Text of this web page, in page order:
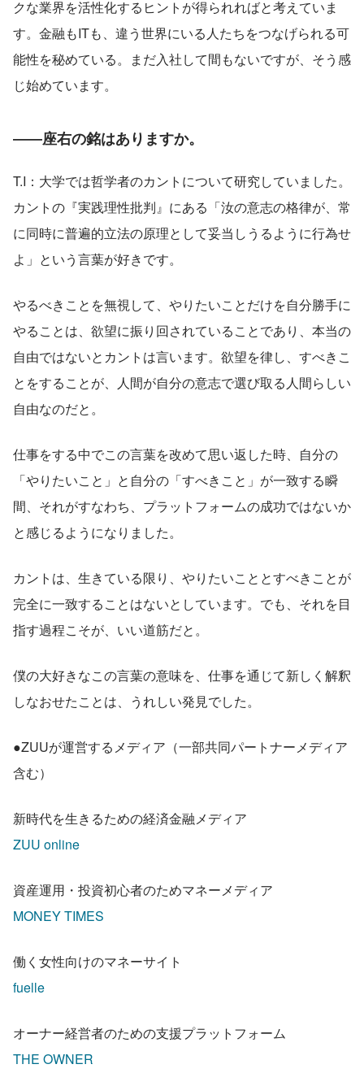
クな業界を活性化するヒントが得られればと考えていま
す。金融もITも、違う世界にいる人たちをつなげられる可
能性を秘めている。まだ入社して間もないですが、そう感
じ始めています。
――座右の銘はありますか。
T.I：大学では哲学者のカントについて研究していました。
カントの『実践理性批判』にある「汝の意志の格律が、常
に同時に普遍的立法の原理として妥当しうるように行為せ
よ」という言葉が好きです。
やるべきことを無視して、やりたいことだけを自分勝手に
やることは、欲望に振り回されていることであり、本当の
自由ではないとカントは言います。欲望を律し、すべきこ
とをすることが、人間が自分の意志で選び取る人間らしい
自由なのだと。
仕事をする中でこの言葉を改めて思い返した時、自分の
「やりたいこと」と自分の「すべきこと」が一致する瞬
間、それがすなわち、プラットフォームの成功ではないか
と感じるようになりました。
カントは、生きている限り、やりたいこととすべきことが
完全に一致することはないとしています。でも、それを目
指す過程こそが、いい道筋だと。
僕の大好きなこの言葉の意味を、仕事を通じて新しく解釈
しなおせたことは、うれしい発見でした。
●ZUUが運営するメディア（一部共同パートナーメディア
含む）
新時代を生きるための経済金融メディア
ZUU online
資産運用・投資初心者のためマネーメディア
MONEY TIMES
働く女性向けのマネーサイト
fuelle
オーナー経営者のための支援プラットフォーム
THE OWNER